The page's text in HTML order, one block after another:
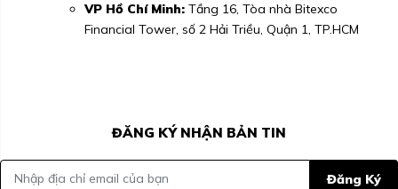
VP Hồ Chí Minh: Tầng 16, Tòa nhà Bitexco
Financial Tower, số 2 Hải Triều, Quận 1, TP.HCM
ĐĂNG KÝ NHẬN BẢN TIN
Đăng Ký